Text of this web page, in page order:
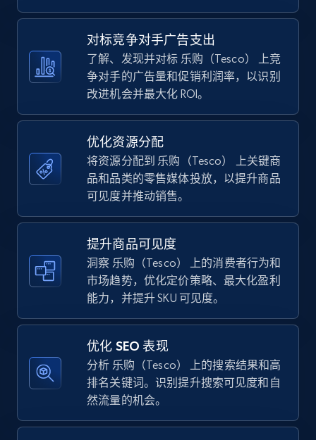
Specifications, Image urls, Top reviews, and
more.
875+
TikTok Shop
URL, Title, Available, Description, Currency, Initial
price, Final price, Discount percent, and more.
668+
price, Final price, Discount percent, and more.
5.4K+ 668+ 立即开始
对标竞争对手广告支出
了解、发现并对标 乐购（Tesco） 上竞
争对手的广告量和促销利润率，以识别
改进机会并最大化 ROI。
优化资源分配
将资源分配到 乐购（Tesco） 上关键商
品和品类的零售媒体投放，以提升商品
可见度并推动销售。
提升商品可见度
洞察 乐购（Tesco） 上的消费者行为和
市场趋势，优化定价策略、最大化盈利
能力，并提升 SKU 可见度。
优化 SEO 表现
分析 乐购（Tesco） 上的搜索结果和高
排名关键词。识别提升搜索可见度和自
然流量的机会。